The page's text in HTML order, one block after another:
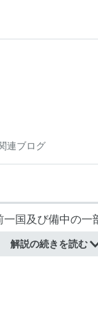
連ブログ
国及び備中の
めた。支藩に鴨
解説の続きを読む